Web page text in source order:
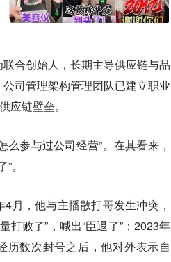
合创始人，长期主导供应链与品
司管理架构管理团队已建立职业
应链壁垒。
参与过公司经营”。在其看来，
。
月，他与主播散打哥发生冲突，
打败了”，喊出“臣退了”；2023年
历数次封号之后，他对外表示自